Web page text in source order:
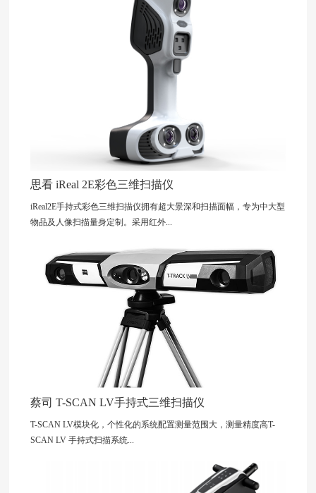
思看 iReal 2E彩色三维扫描仪
iReal2E手持式彩色三维扫描仪拥有超大景深和扫描面幅，专为中大型
物品及人像扫描量身定制。采用红外...
蔡司 T-SCAN LV手持式三维扫描仪
T-SCAN LV模块化，个性化的系统配置测量范围大，测量精度高T-
SCAN LV 手持式扫描系统...